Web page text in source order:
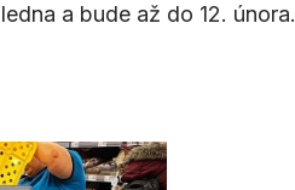
a bude až do 12. února.